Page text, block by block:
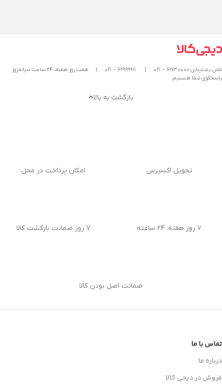
تلفن پشتیبانی:۶۱۹۳۰۰۰۰ – ۰۲۱ |
|
هفت روز هفته، ۲۴ ساعت شبانه‌روز
پاسخگوی شما هستیم.
بازگشت به بالا
تحویل اکسپرس امکان پرداخت در محل
۷ روز هفته، ۲۴ ساعته 7 روز ضمانت بازگشت کالا
ضمانت اصل بودن کالا
تماس با ما
درباره ما
فروش در دیجی کالا